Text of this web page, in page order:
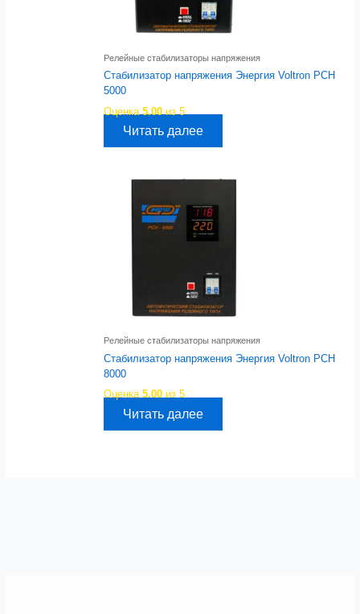
Релейные стабилизаторы напряжения
Стабилизатор напряжения Энергия Voltron РСН
5000
Оценка5.00 из 5
Читать далее
Релейные стабилизаторы напряжения
Стабилизатор напряжения Энергия Voltron РСН
8000
Оценка5.00 из 5
Читать далее